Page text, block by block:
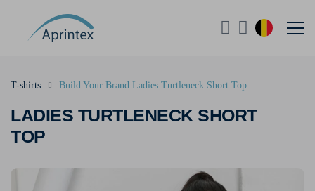
LADIES TURTLENECK SHORT
TOP
T-shirts Build Your Brand Ladies Turtleneck Short Top